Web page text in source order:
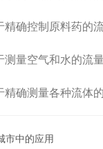
确控制原料药的
空气和水的流
测量各种流体
市中的应用